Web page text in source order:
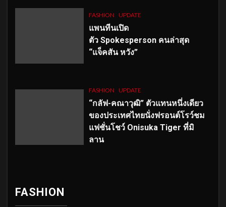
FASHION UPDATE
แพนทีนเปิด
ตัว Spokesperson คนล่าสุด
“แจ็คสัน หวัง”
FASHION UPDATE
“กลัฟ-คณาวุฒิ” ตัวแทนหนึ่งเดียว
ของประเทศไทยนั่งฟรอนต์โรว์ชม
แฟชั่นโชว์ Onisuka Tiger ที่มิ
ลาน
FASHION